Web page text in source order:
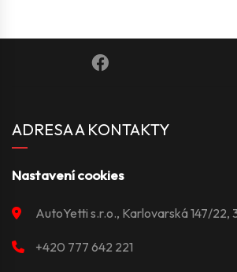
ADRESA A KONTAKTY
Nastavení cookies
AutoYetti s.r.o., Karlovarská 147/22,
+420 777 642 221